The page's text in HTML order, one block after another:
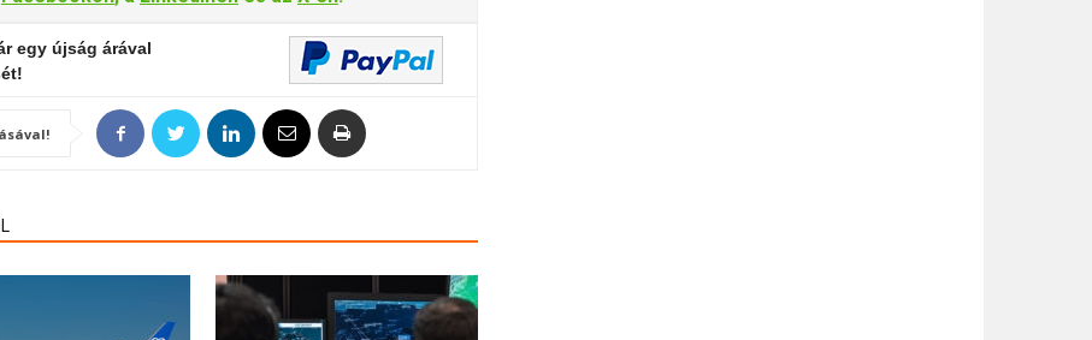
egy újság árával